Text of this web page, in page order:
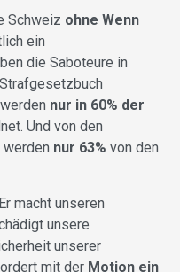
Schweiz ohne Wenn
ein
die Saboteure in
nur in 60% der
Und von den
nur 63% von den
Er macht unseren
unsere
unserer
mit der Motion ein